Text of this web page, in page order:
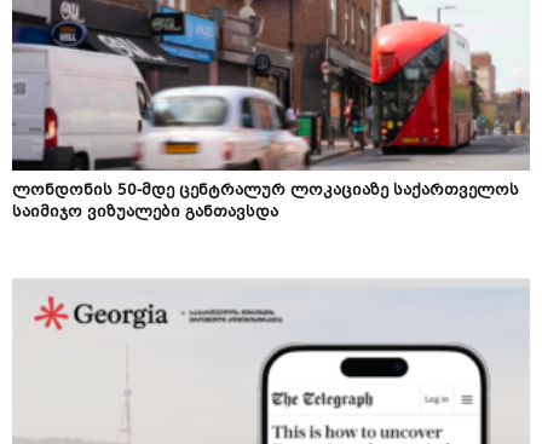
ლონდონის 50-მდე ცენტრალურ ლოკაციაზე საქართველოს
საიმიჯო ვიზუალები განთავსდა